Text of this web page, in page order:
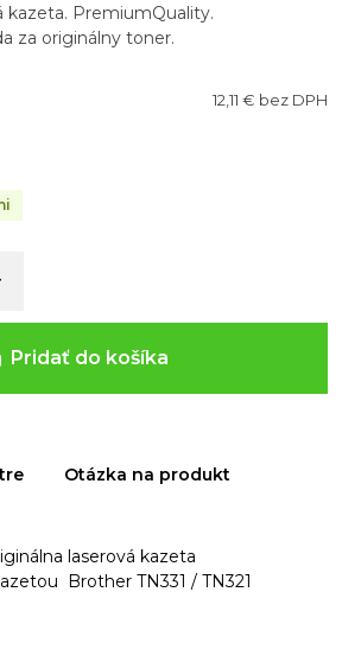
PremiumQuality.
za originálny toner.
12,11 € bez DPH
Pridať do košíka
Otázka na produkt
laserová kazeta
Brother TN331 / TN321